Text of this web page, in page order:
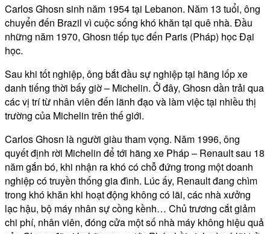
Carlos Ghosn sinh năm 1954 tại Lebanon. Năm 13 tuổi, ông
chuyển đến Brazil vì cuộc sống khó khăn tại quê nhà. Đầu
những năm 1970, Ghosn tiếp tục đến Paris (Pháp) học Đại
học.
Sau khi tốt nghiệp, ông bắt đầu sự nghiệp tại hãng lốp xe
danh tiếng thời bấy giờ – Michelin. Ở đây, Ghosn dần trải qua
các vị trí từ nhân viên đến lãnh đạo và làm việc tại nhiều thị
trường của Michelin trên thế giới.
Carlos Ghosn là người giàu tham vọng. Năm 1996, ông
quyết định rời Michelin để tới hãng xe Pháp – Renault sau 18
năm gắn bó, khi nhận ra khó có chỗ đứng trong một doanh
nghiệp có truyền thống gia đình. Lúc ấy, Renault đang chìm
trong khó khăn khi hoạt động không có lãi, các nhà xưởng
lạc hậu, bộ máy nhân sự cồng kềnh… Chủ trương cắt giảm
chi phí, nhân viên, đóng cửa một số nhà máy không hiệu quả